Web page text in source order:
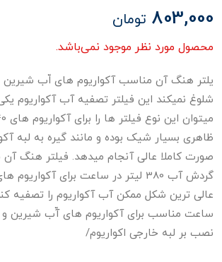
803,000 تومان
محصول مورد نظر موجود نمی‌باشد.
یلتر هنگ آن مناسب آکواریوم های اّب شیرین
شلوغ نمیکند این فیلتر تصفیه آب آکواریوم
ظاهری بسیار شیک بوده و مانند گیره به لبه
ساعت مناسب برای آکواریوم های آّب شیرین
نصب بر لبه خارجی اکواریوم/